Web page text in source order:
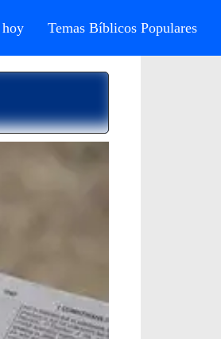
Temas Bíblicos Populares